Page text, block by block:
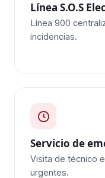
Línea S.O.S
Línea 900
incidencias.
Servicio de
Visita de técnico
urgentes.